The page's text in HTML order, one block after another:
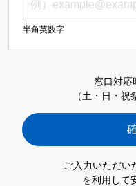
半角英数字
窓口対応
（土・日・祝
ご入力いただい
を利用して